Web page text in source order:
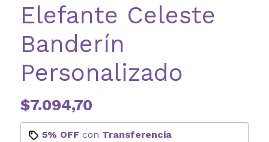
Elefante Celeste
Banderín
Personalizado
$7.094,70
5% OFF con Transferencia